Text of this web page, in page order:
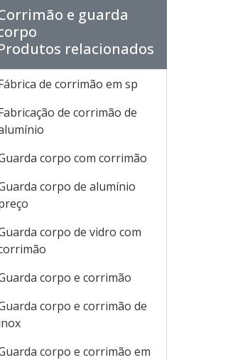
e guarda
relacionados
de corrimão em sp
de corrimão de
corpo com corrimão
corpo de alumínio
corpo de vidro com
corpo e corrimão
corpo e corrimão de
corpo e corrimão em